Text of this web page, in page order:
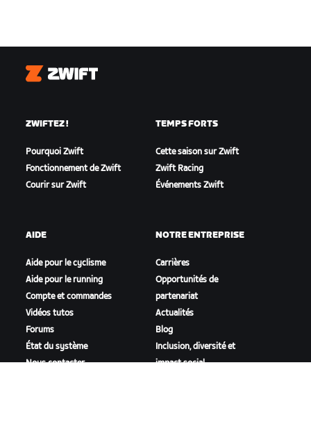
Zwift
ZWIFTEZ !
Pourquoi Zwift
Fonctionnement de Zwift
Courir sur Zwift
TEMPS FORTS
Cette saison sur Zwift
Zwift Racing
Événements Zwift
AIDE
Aide pour le cyclisme
Aide pour le running
Compte et commandes
Vidéos tutos
Forums
État du système
Nous contacter
NOTRE ENTREPRISE
Carrières
Opportunités de
partenariat
Actualités
Blog
Inclusion, diversité et
impact social